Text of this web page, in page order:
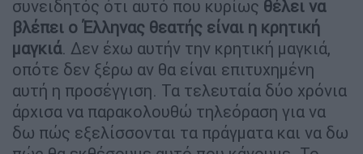
συνειδητός ότι αυτό που κυρίως θέλει να
βλέπει ο Έλληνας θεατής είναι η κρητική
μαγκιά. Δεν έχω αυτήν την κρητική μαγκιά,
οπότε δεν ξέρω αν θα είναι επιτυχημένη
αυτή η προσέγγιση. Τα τελευταία δύο χρόνια
άρχισα να παρακολουθώ τηλεόραση για να
δω πώς εξελίσσονται τα πράγματα και να δω